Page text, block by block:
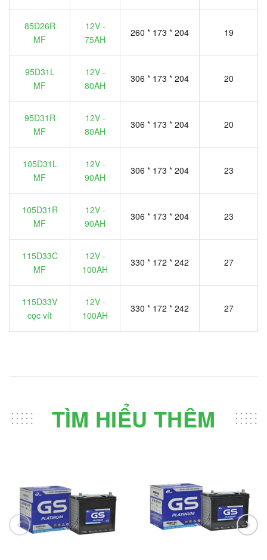
85D26R
MF
12V -
75AH
260 * 173 * 204 19
95D31L
MF
12V -
80AH
306 * 173 * 204 20
95D31R
MF
12V -
80AH
306 * 173 * 204 20
105D31L
MF
12V -
90AH
306 * 173 * 204 23
105D31R
MF
12V -
90AH
306 * 173 * 204 23
115D33C
MF
12V -
100AH
330 * 172 * 242 27
115D33V
cọc vít
12V -
100AH
330 * 172 * 242 27
TÌM HIỂU THÊM